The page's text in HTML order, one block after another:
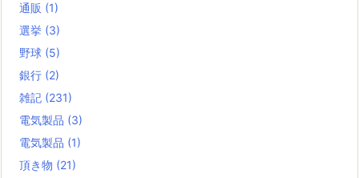
通販 (1)
選挙 (3)
野球 (5)
銀行 (2)
雑記 (231)
電気製品 (3)
電気製品 (1)
頂き物 (21)